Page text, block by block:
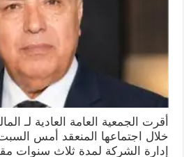
أقرت الجمعية العامة العادية لـ
خلال اجتماعها المنعقد أمس
إدارة الشركة لمدة ثلاث سنوات